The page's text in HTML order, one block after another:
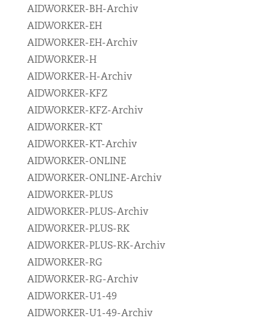
AIDWORKER-BH-Archiv
AIDWORKER-EH
AIDWORKER-EH-Archiv
AIDWORKER-H
AIDWORKER-H-Archiv
AIDWORKER-KFZ
AIDWORKER-KFZ-Archiv
AIDWORKER-KT
AIDWORKER-KT-Archiv
AIDWORKER-ONLINE
AIDWORKER-ONLINE-Archiv
AIDWORKER-PLUS
AIDWORKER-PLUS-Archiv
AIDWORKER-PLUS-RK
AIDWORKER-PLUS-RK-Archiv
AIDWORKER-RG
AIDWORKER-RG-Archiv
AIDWORKER-U1-49
AIDWORKER-U1-49-Archiv